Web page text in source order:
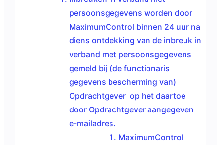
persoonsgegevens worden door
MaximumControl binnen 24 uur na
diens ontdekking van de inbreuk in
verband met persoonsgegevens
gemeld bij (de functionaris
gegevens bescherming van)
Opdrachtgever op het daartoe
door Opdrachtgever aangegeven
e-mailadres.
MaximumControl